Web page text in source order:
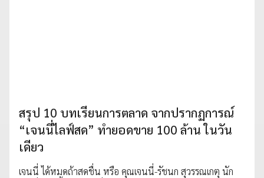
สรุป 10 บทเรียนการตลาด จากปรากฏการณ์
“เจนนี่ไลฟ์สด” ทำยอดขาย 100 ล้าน ในวัน
เดียว
เจนนี่ ได้หมดถ้าสดชื่น หรือ คุณเจนนี่-รัชนก สุวรรณเกตุ นัก